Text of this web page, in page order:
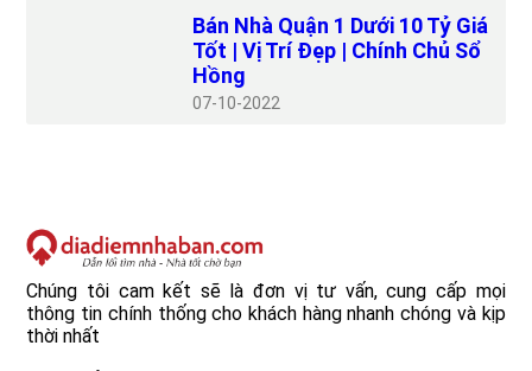
Bán Nhà Quận 1 Dưới 10 Tỷ Giá
Tốt | Vị Trí Đẹp | Chính Chủ Sổ
Hồng
07 10-2022
Chúng tôi cam kết sẽ là đơn vị tư vấn, cung cấp mọi
thông tin chính thống cho khách hàng nhanh chóng và kịp
thời nhất